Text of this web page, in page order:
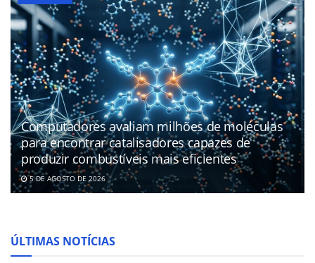
Computadores avaliam milhões de moléculas
para encontrar catalisadores capazes de
produzir combustíveis mais eficientes
5 DE AGOSTO DE 2026
ÚLTIMAS NOTÍCIAS